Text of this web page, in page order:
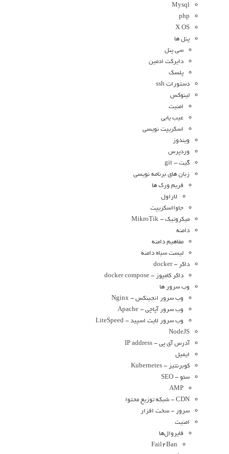
Mysql
php
X OS
پنل ها
سی پنل
دایرکت ادمین
پلسک
دستورات ssh
لینوکس
امنیت
عیب یابی
اسکریپت نویسی
ویندوز
وردپرس
گیت - git
زبان های برنامه نویسی
فریم ورک ها
لاراول
جاوااسکریپت
میکروتیک - MikroTik
دامنه
مفاهیم دامنه
لیست سیاه دامنه
داکر - docker
داکر کامپوز - docker compose
وب سرور ها
وب سرور انجینکس - Nginx
وب سرور آپاچی - Apache
وب سرور لایت اسپید - LiteSpeed
NodeJS
آدرس آی پی - IP address
ایمیل
کوبرنتیز - Kubernetes
سئو - SEO
AMP
CDN - شبکه توزیع محتوا
سرور - سخت افزار
امنیت
فایروال‌ها
Fail2Ban